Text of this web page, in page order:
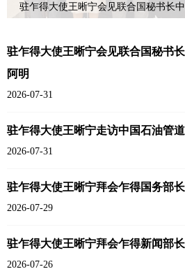
驻乍得大使王晰宁会见联合国秘书长
驻乍得大使王晰宁会见联合国秘书
阿明
2026-07-31
驻乍得大使王晰宁走访中国石油管
2026-07-31
驻乍得大使王晰宁拜会乍得国务部
2026-07-29
驻乍得大使王晰宁拜会乍得新闻部
2026-07-26